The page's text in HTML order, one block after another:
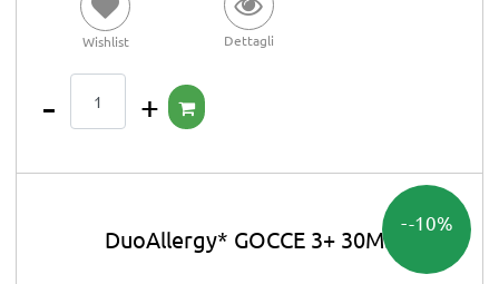
Wishlist Dettagli
-10%
DuoAllergy* GOCCE 3+ 30ML